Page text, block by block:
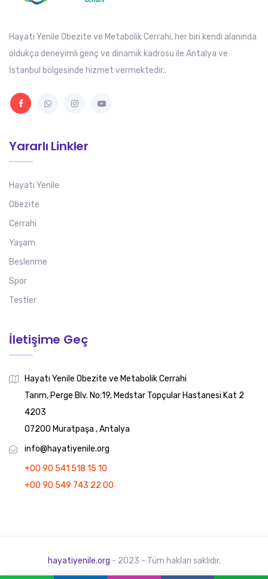
Hayatı Yenile Obezite ve Metabolik Cerrahi, her biri kendi alanında
oldukça deneyimli genç ve dinamik kadrosu ile Antalya ve
İstanbul bölgesinde hizmet vermektedir..
Yararlı Linkler
Hayatı Yenile
Obezite
Cerrahi
Yaşam
Beslenme
Spor
Testler
İletişime Geç
Hayatı Yenile Obezite ve Metabolik Cerrahi
Tarım, Perge Blv. No:19, Medstar Topçular Hastanesi Kat 2
4203
07200 Muratpaşa , Antalya
info@hayatiyenile.org
+00 90 541 518 15 10
+00 90 549 743 22 00
hayatiyenile.org - 2023 - Tüm hakları saklıdır.